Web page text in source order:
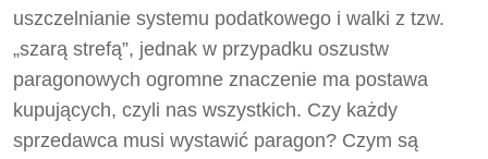
uszczelnianie systemu podatkowego i walki z tzw.
„szarą strefą”, jednak w przypadku oszustw
paragonowych ogromne znaczenie ma postawa
kupujących, czyli nas wszystkich. Czy każdy
sprzedawca musi wystawić paragon? Czym są